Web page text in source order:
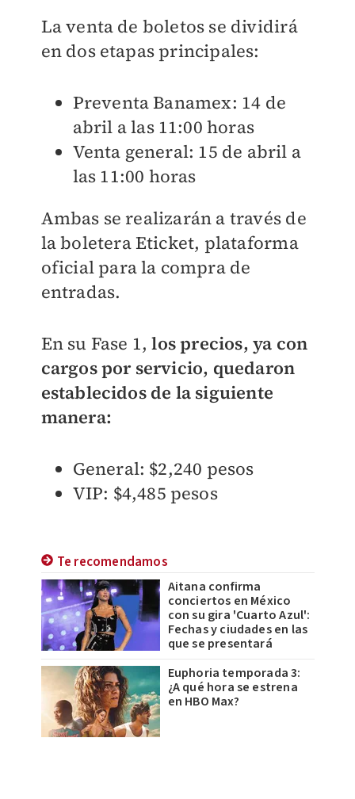
La venta de boletos se dividirá
en dos etapas principales:
Preventa Banamex: 14 de
abril a las 11:00 horas
Venta general: 15 de abril a
las 11:00 horas
Ambas se realizarán a través de
la boletera Eticket, plataforma
oficial para la compra de
entradas.
En su Fase 1,los precios, ya con
cargos por servicio, quedaron
establecidos de la siguiente
manera:
General: $2,240 pesos
VIP: $4,485 pesos
Te recomendamos
Aitana confirma
conciertos en México
con su gira 'Cuarto Azul':
Fechas y ciudades en las
que se presentará
Euphoria temporada 3:
¿A qué hora se estrena
en HBO Max?